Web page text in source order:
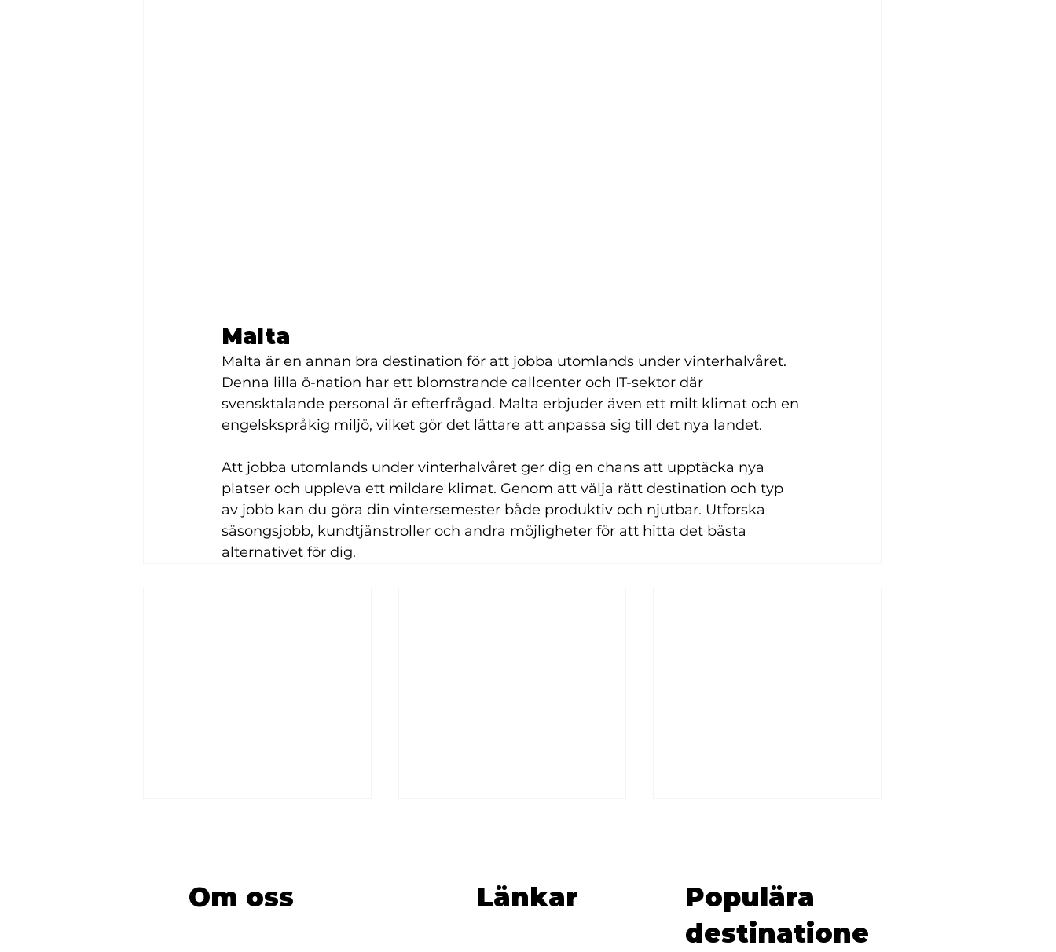
Malta
Malta är en annan bra destination för att jobba utomlands under vinterhalvåret.
Denna lilla ö-nation har ett blomstrande callcenter och IT-sektor där
svensktalande personal är efterfrågad. Malta erbjuder även ett milt klimat och en
engelskspråkig miljö, vilket gör det lättare att anpassa sig till det nya landet.
Att jobba utomlands under vinterhalvåret ger dig en chans att upptäcka nya
platser och uppleva ett mildare klimat. Genom att välja rätt destination och typ
av jobb kan du göra din vintersemester både produktiv och njutbar. Utforska
säsongsjobb, kundtjänstroller och andra möjligheter för att hitta det bästa
alternativet för dig.
Om oss Länkar
Populära
destinatione